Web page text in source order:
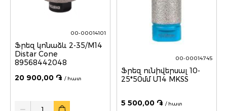
00-00014101
Ֆրեզ կոնաձև 2-35/M14
Distar Cone
89568442048
20 900,00 ֏ / հատ
Quantity
00-00014745
Ֆրեզ ունիվերսալ 10-
25*50մմ Մ14 MKSS
5 500,00 ֏ / հատ